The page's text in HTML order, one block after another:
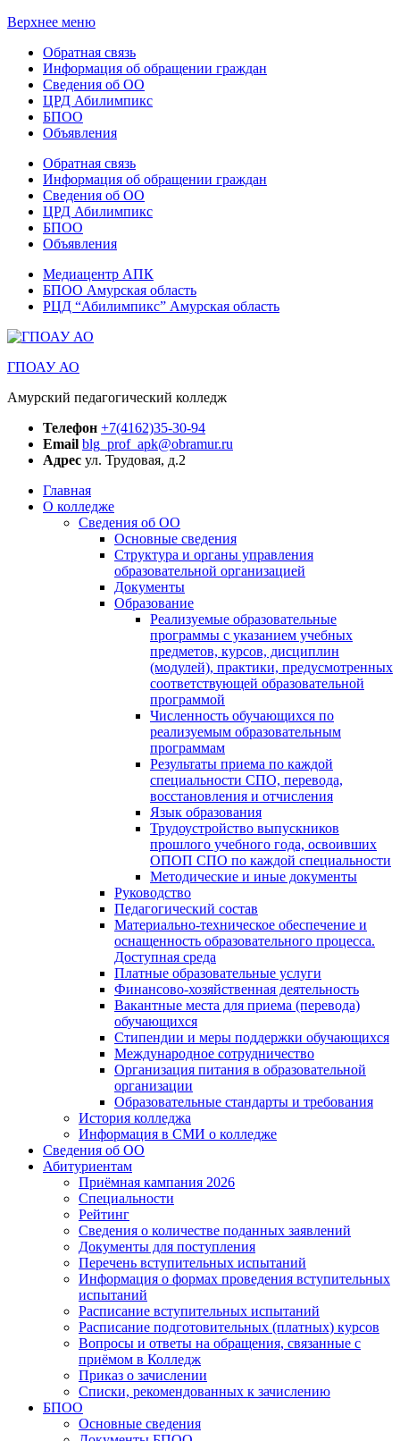
Верхнее меню
Обратная связь
Информация об обращении граждан
Сведения об ОО
ЦРД Абилимпикс
БПОО
Объявления
Обратная связь
Информация об обращении граждан
Сведения об ОО
ЦРД Абилимпикс
БПОО
Объявления
Медиацентр АПК
БПОО Амурская область
РЦД “Абилимпикс” Амурская область
ГПОАУ АО
Амурский педагогический колледж
Телефон +7(4162)35-30-94
Email blg_prof_apk@obramur.ru
Адрес ул. Трудовая, д.2
Главная
О колледже
Сведения об ОО
Основные сведения
Структура и органы управления
образовательной организацией
Документы
Образование
Реализуемые образовательные
программы с указанием учебных
предметов, курсов, дисциплин
(модулей), практики, предусмотренных
соответствующей образовательной
программой
Численность обучающихся по
реализуемым образовательным
программам
Результаты приема по каждой
специальности СПО, перевода,
восстановления и отчисления
Язык образования
Трудоустройство выпускников
прошлого учебного года, освоивших
ОПОП СПО по каждой специальности
Методические и иные документы
Руководство
Педагогический состав
Материально-техническое обеспечение и
оснащенность образовательного процесса.
Доступная среда
Платные образовательные услуги
Финансово-хозяйственная деятельность
Вакантные места для приема (перевода)
обучающихся
Стипендии и меры поддержки обучающихся
Международное сотрудничество
Организация питания в образовательной
организации
Образовательные стандарты и требования
История колледжа
Информация в СМИ о колледже
Сведения об ОО
Абитуриентам
Приёмная кампания 2026
Специальности
Рейтинг
Сведения о количестве поданных заявлений
Документы для поступления
Перечень вступительных испытаний
Информация о формах проведения вступительных
испытаний
Расписание вступительных испытаний
Расписание подготовительных (платных) курсов
Вопросы и ответы на обращения, связанные с
приёмом в Колледж
Приказ о зачислении
Списки, рекомендованных к зачислению
БПОО
Основные сведения